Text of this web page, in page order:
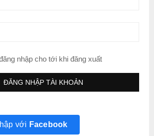
nhập cho tới khi đăng xuất
với Facebook